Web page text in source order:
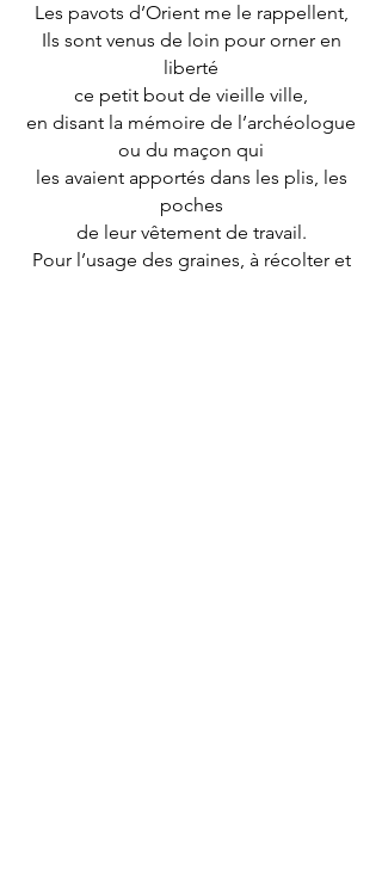
Les pavots d’Orient me le rappellent,
Ils sont venus de loin pour orner en
liberté
ce petit bout de vieille ville,
en disant la mémoire de l’archéologue
ou du maçon qui
les avaient apportés dans les plis, les
poches
de leur vêtement de travail.
Pour l’usage des graines, à récolter et